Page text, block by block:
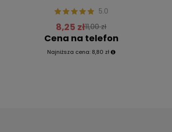
5.0
8,25 zł11,00 zł
Cena na telefon
Najniższa cena: 8,80 zł